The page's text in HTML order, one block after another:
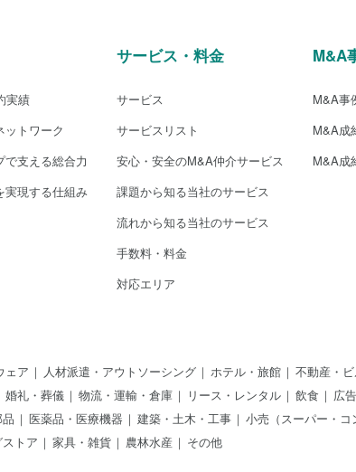
実績
ットワーク
支える総合力
実現する仕組み
サービス・料金
サービス
サービスリスト
安心・安全のM&A仲介サービス
課題から知る当社のサービス
流れから知る当社のサービス
手数料・料金
対応エリア
M&A
M&A事
M&A成
M&A成
ェア 人材派遣・アウトソーシング ホテル・旅館 不動産・
婚礼・葬儀 物流・運輸・倉庫 リース・レンタル 飲食 広
医薬品・医療機器 建築・土木・工事 小売（スーパー・コ
トア
家具・雑貨 農林水産 その他